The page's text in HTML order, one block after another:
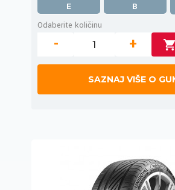
E B
Odaberite količinu
- +
SAZNAJ VIŠE O